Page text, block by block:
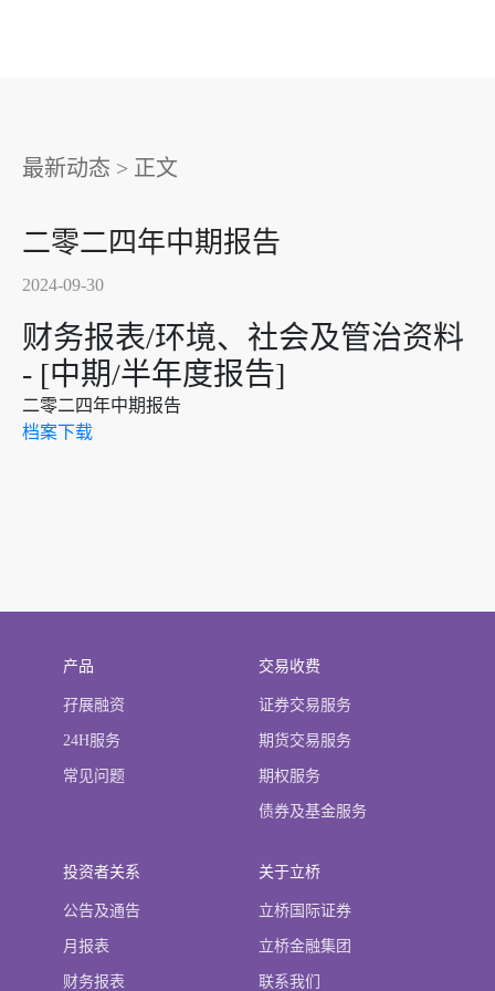
最新动态 > 正文
二零二四年中期报告
2024-09-30
财务报表/环境、社会及管治资料
- [中期/半年度报告]
二零二四年中期报告
档案下载
产品
孖展融资
24H服务
常见问题
交易收费
证券交易服务
期货交易服务
期权服务
债券及基金服务
投资者关系
公告及通告
月报表
财务报表
关于立桥
立桥国际证券
立桥金融集团
联系我们